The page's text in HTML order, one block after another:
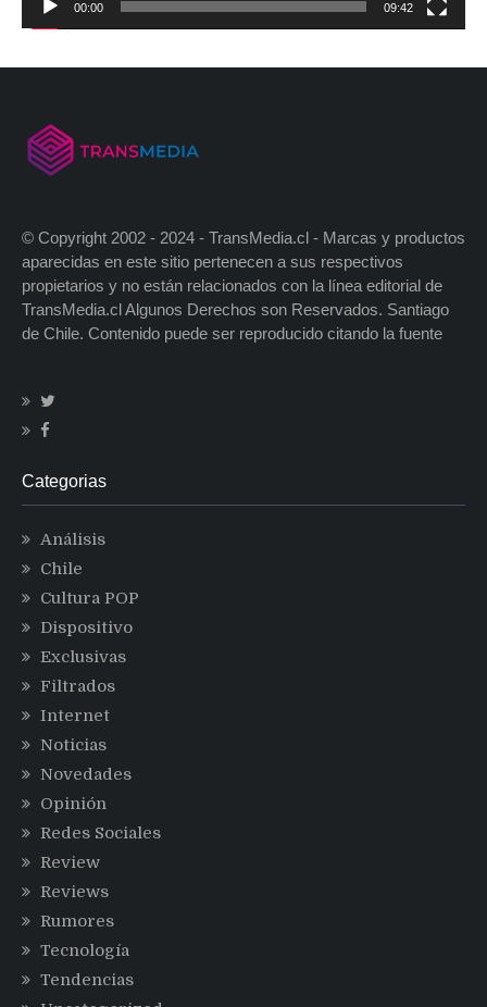
00:00 09:42
© Copyright 2002 - 2024 - TransMedia.cl - Marcas y productos
aparecidas en este sitio pertenecen a sus respectivos
propietarios y no están relacionados con la línea editorial de
TransMedia.cl Algunos Derechos son Reservados. Santiago
de Chile. Contenido puede ser reproducido citando la fuente
Categorias
Análisis
Chile
Cultura POP
Dispositivo
Exclusivas
Filtrados
Internet
Noticias
Novedades
Opinión
Redes Sociales
Review
Reviews
Rumores
Tecnología
Tendencias